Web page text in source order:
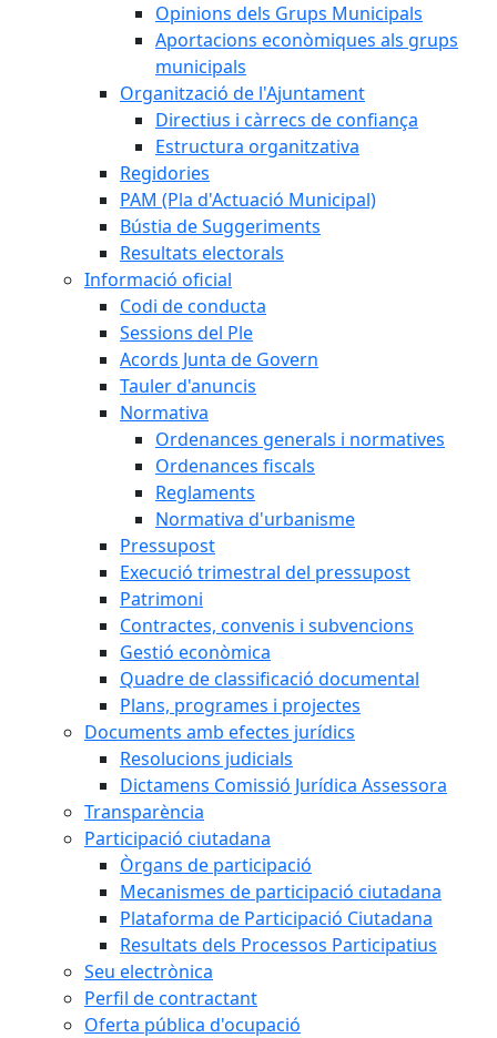
Opinions dels Grups Municipals
Aportacions econòmiques als grups
municipals
Organització de l'Ajuntament
Directius i càrrecs de confiança
Estructura organitzativa
Regidories
PAM (Pla d'Actuació Municipal)
Bústia de Suggeriments
Resultats electorals
Informació oficial
Codi de conducta
Sessions del Ple
Acords Junta de Govern
Tauler d'anuncis
Normativa
Ordenances generals i normatives
Ordenances fiscals
Reglaments
Normativa d'urbanisme
Pressupost
Execució trimestral del pressupost
Patrimoni
Contractes, convenis i subvencions
Gestió econòmica
Quadre de classificació documental
Plans, programes i projectes
Documents amb efectes jurídics
Resolucions judicials
Dictamens Comissió Jurídica Assessora
Transparència
Participació ciutadana
Òrgans de participació
Mecanismes de participació ciutadana
Plataforma de Participació Ciutadana
Resultats dels Processos Participatius
Seu electrònica
Perfil de contractant
Oferta pública d'ocupació